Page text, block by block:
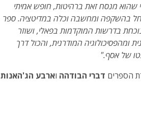
שהוא מנסח זאת ברהיטות, חופש אמיתי
בהשקפה ומחשבה וכלה במדיטציה. ספר
בדרשות המוקדמות בפאלי, ושוזר
ומהפסיכולוגיה המודרנית, והכול דרך
של אסף."
הספרים דברי הבודהה וארבע הג'האנות